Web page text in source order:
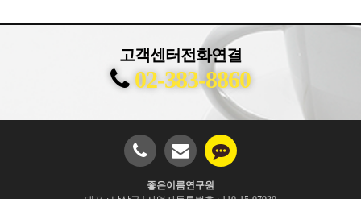
고객센터전화연결
02-383-8860
좋은이름연구원